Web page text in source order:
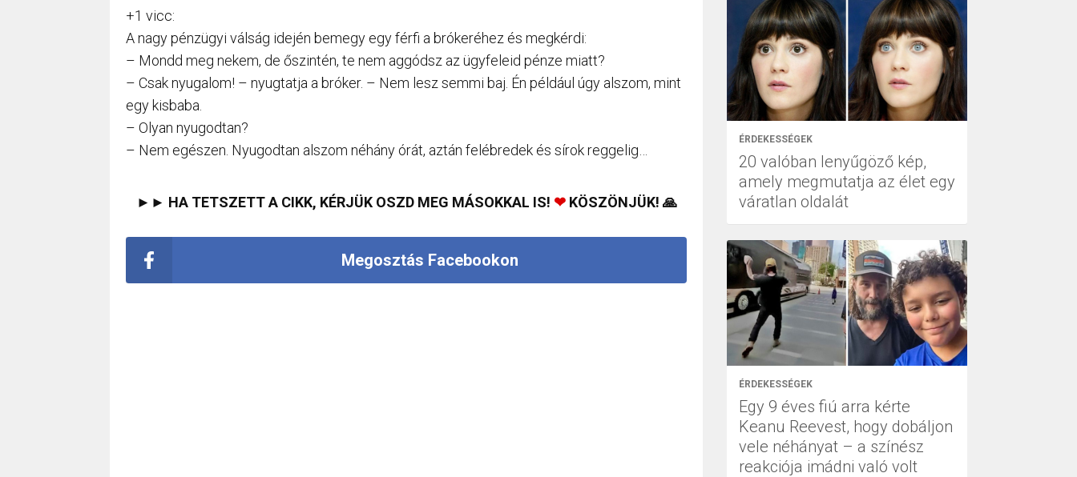
+1 vicc:
A nagy pénzügyi válság idején bemegy egy férfi a brókeréhez és megkérdi:
– Mondd meg nekem, de őszintén, te nem aggódsz az ügyfeleid pénze miatt?
– Csak nyugalom! – nyugtatja a bróker. – Nem lesz semmi baj. Én például úgy alszom, mint
egy kisbaba.
– Olyan nyugodtan?
– Nem egészen. Nyugodtan alszom néhány órát, aztán felébredek és sírok reggelig…
►► HA TETSZETT A CIKK, KÉRJÜK OSZD MEG MÁSOKKAL IS! ❤KÖSZÖNJÜK! 🙏
Megosztás Facebookon
ÉRDEKESSÉGEK
20 valóban lenyűgöző kép,
amely megmutatja az élet egy
váratlan oldalát
ÉRDEKESSÉGEK
Egy 9 éves fiú arra kérte
Keanu Reevest, hogy dobáljon
vele néhányat – a színész
reakciója imádni való volt